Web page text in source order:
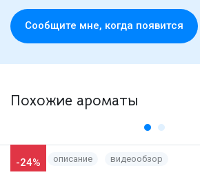
Cообщите мне, когда появится
Похожие ароматы
-24% описание видеообзор